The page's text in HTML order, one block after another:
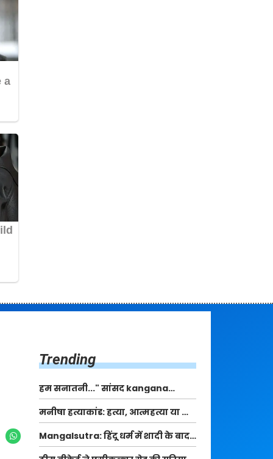
Trending
हम सनातनी..." सांसद kangana
Ranaut से क्या बोली लड़की? Viral
Jantar-Mantar | CJP protest
मनीषा हत्याकांड: हत्या, आत्महत्या या कोई बड़ा राज?
| Full Story | Josh Haryana
Mangalsutra: हिंदू धर्म में शादी के बाद
मंगलसूत्र क्यों पहनती है महिलाएं, किसने